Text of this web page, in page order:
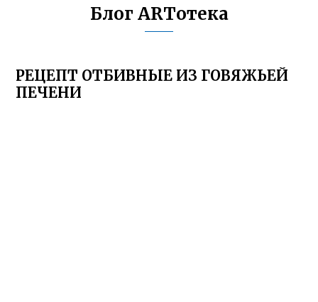
Блог ARTотека
РЕЦЕПТ ОТБИВНЫЕ ИЗ ГОВЯЖЬЕЙ
ПЕЧЕНИ